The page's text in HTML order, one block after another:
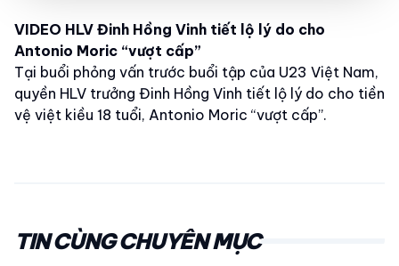
VIDEO HLV Đinh Hồng Vinh tiết lộ lý do cho
Antonio Moric “vượt cấp”
Tại buổi phỏng vấn trước buổi tập của U23 Việt Nam,
quyền HLV trưởng Đinh Hồng Vinh tiết lộ lý do cho tiền
vệ việt kiều 18 tuổi, Antonio Moric “vượt cấp”.
TIN CÙNG CHUYÊN MỤC